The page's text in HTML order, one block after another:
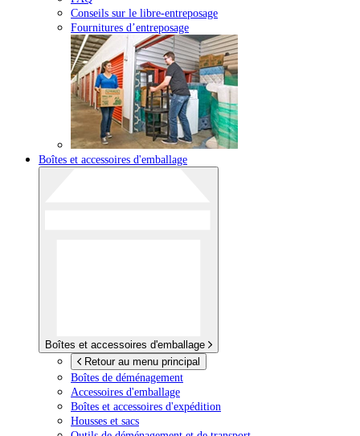
Conseils sur le libre-entreposage
Fournitures d’entreposage
Boîtes et accessoires d'emballage
Boîtes et accessoires d'emballage
Retour au menu principal
Boîtes de déménagement
Accessoires d'emballage
Boîtes et accessoires d'expédition
Housses et sacs